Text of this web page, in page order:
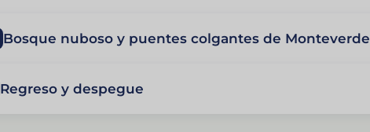
Bosque nuboso y puentes colgantes de Monteverde
Regreso y despegue